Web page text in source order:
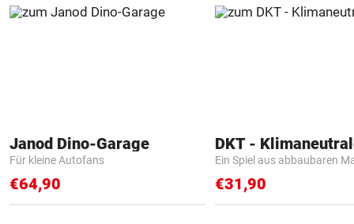
Janod Dino-Garage
Für kleine Autofans
€64,90
Ein Spiel aus abbaubaren
€31,90